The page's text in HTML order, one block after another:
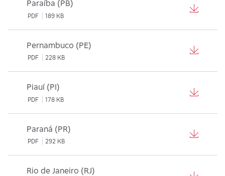
Paraíba (PB)
PDF 189 KB
Pernambuco (PE)
PDF 228 KB
Piauí (PI)
PDF 178 KB
Paraná (PR)
PDF 292 KB
Rio de Janeiro (RJ)